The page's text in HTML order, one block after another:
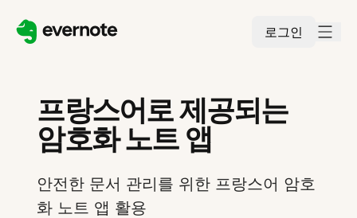
로그인
프랑스어로 제공되는
암호화 노트 앱
안전한 문서 관리를 위한 프랑스어 암호
화 노트 앱 활용